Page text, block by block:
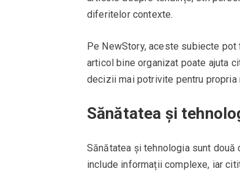
diferitelor contexte.
Pe NewStory, aceste subiecte
articol bine organizat poate ajuta
decizii mai potrivite pentru propria
Sănătatea și
Sănătatea și tehnologia sunt
include informații complexe, iar